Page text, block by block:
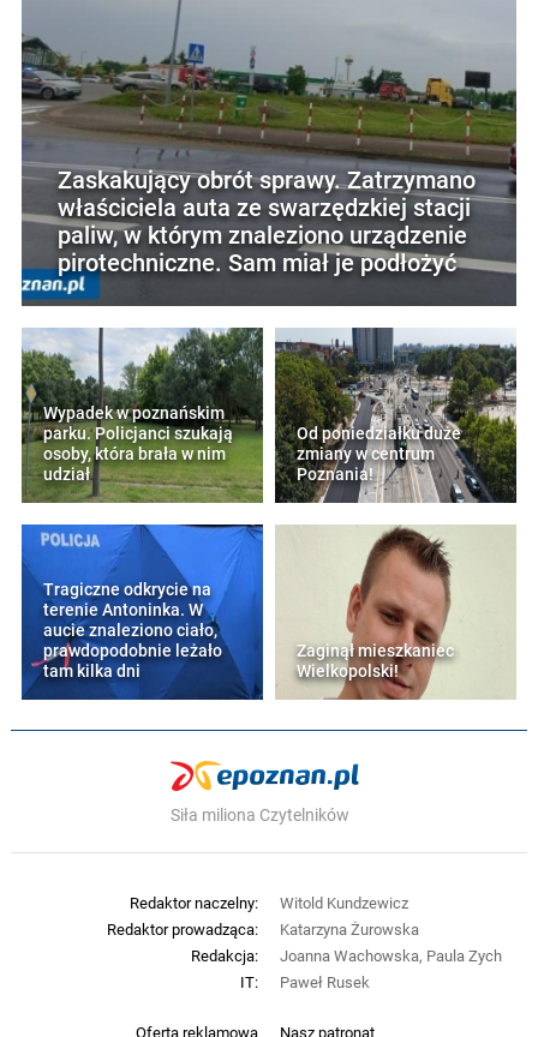
Zaskakujący obrót sprawy. Zatrzymano
właściciela auta ze swarzędzkiej stacji
paliw, w którym znaleziono urządzenie
pirotechniczne. Sam miał je podłożyć
Wypadek w poznańskim
parku. Policjanci szukają
osoby, która brała w nim
udział
Od poniedziałku duże
zmiany w centrum
Poznania!
Tragiczne odkrycie na
terenie Antoninka. W
aucie znaleziono ciało,
prawdopodobnie leżało
tam kilka dni
Zaginął mieszkaniec
Wielkopolski!
Siła miliona Czytelników
Oferta reklamowa Nasz patronat
Redaktor naczelny:
Witold Kundzewicz
Redaktor prowadząca:
Katarzyna Żurowska
Redakcja:
Joanna Wachowska, Paula Zych
IT:
Paweł Rusek